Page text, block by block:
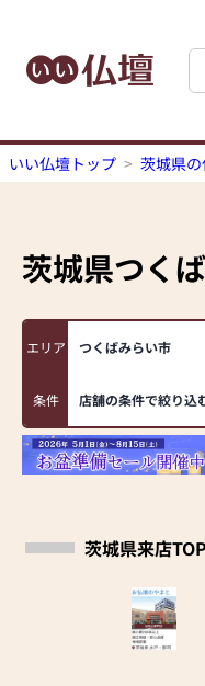
いい仏壇トップ 茨城県
茨城県つく
エリア つくばみらい市
条件 店舗の条件で絞り込
茨城県来店